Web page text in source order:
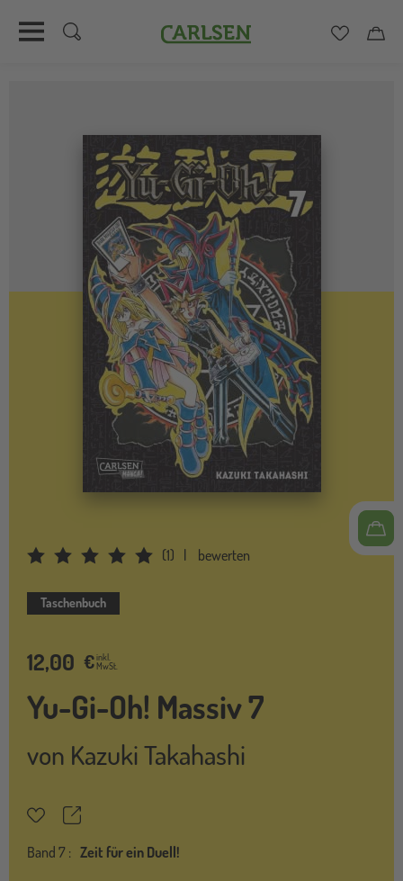
Carlsen
Average Rating: 5 (1) bewerten
Taschenbuch
12,00 €inkl.
MwSt.
Yu-Gi-Oh! Massiv 7
von Kazuki Takahashi
MerkzettelTeilen
Band 7 : Zeit für ein Duell!